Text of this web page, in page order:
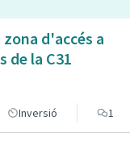
d'accés a
de la C31
Inversió 1